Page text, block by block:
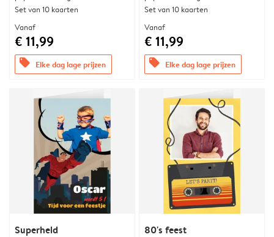
Set van 10 kaarten
Vanaf
€ 11,99
offers Elke dag lage prijzen
Set van 10 kaarten
Vanaf
€ 11,99
offers Elke dag lage prijzen
Superheld 80's feest